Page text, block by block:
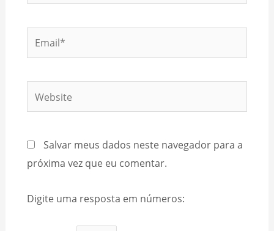
Email*
Website
Salvar meus dados neste navegador para a
próxima vez que eu comentar.
Digite uma resposta em números: